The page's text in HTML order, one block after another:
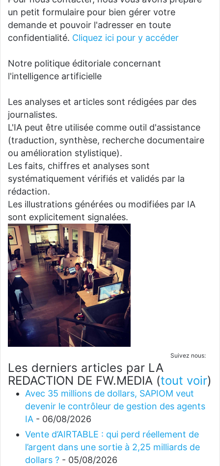
un petit formulaire pour bien gérer votre
demande et pouvoir l'adresser en toute
confidentialité. Cliquez ici pour y accéder
Notre politique éditoriale concernant
l'intelligence artificielle
Les analyses et articles sont rédigées par des
journalistes.
L'IA peut être utilisée comme outil d'assistance
(traduction, synthèse, recherche documentaire
ou amélioration stylistique).
Les faits, chiffres et analyses sont
systématiquement vérifiés et validés par la
rédaction.
Les illustrations générées ou modifiées par IA
sont explicitement signalées.
Suivez nous:
Les derniers articles par LA
REDACTION DE FW.MEDIA (tout voir)
Avec 35 millions de dollars, SAPIOM veut
devenir le contrôleur de gestion des agents
IA - 06/08/2026
Vente d’AIRTABLE : qui perd réellement de
l’argent dans une sortie à 2,25 milliards de
dollars ? - 05/08/2026